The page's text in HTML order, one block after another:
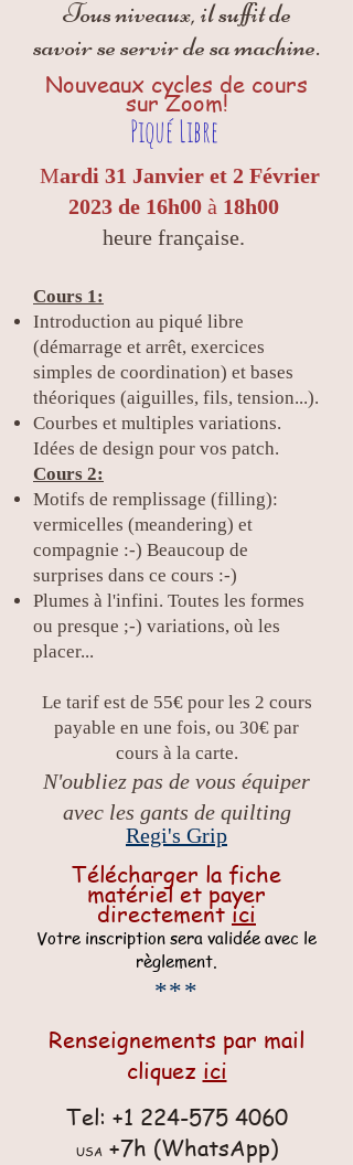
Tous niveaux, il suffit de
savoir se servir de sa machine.
Nouveaux cycles de cours
sur Zoom!
Piqué Libre
Mardi 31 Janvier et 2 Février
2023 de 16h00 à 18h00
heure française.
Cours 1:
Introduction au piqué libre
(démarrage et arrêt, exercices
simples de coordination) et bases
théoriques (aiguilles, fils, tension...).
Courbes et multiples variations.
Idées de design pour vos patch.
Cours 2:
Motifs de remplissage (filling):
vermicelles (meandering) et
compagnie :-) Beaucoup de
surprises dans ce cours :-)
Plumes à l'infini. Toutes les formes
ou presque ;-) variations, où les
placer...
Le tarif est de 55€ pour les 2 cours
payable en une fois, ou 30€ par
cours à la carte.
N'oubliez pas de vous équiper
avec les gants de quilting
Regi's Grip
Télécharger la fiche
matériel et payer
directement ici
Votre inscription sera validée avec le
règlement.
***
Renseignements par mail
cliquez ici
Tel: +1 224-575 4060
USA+7h (WhatsApp)